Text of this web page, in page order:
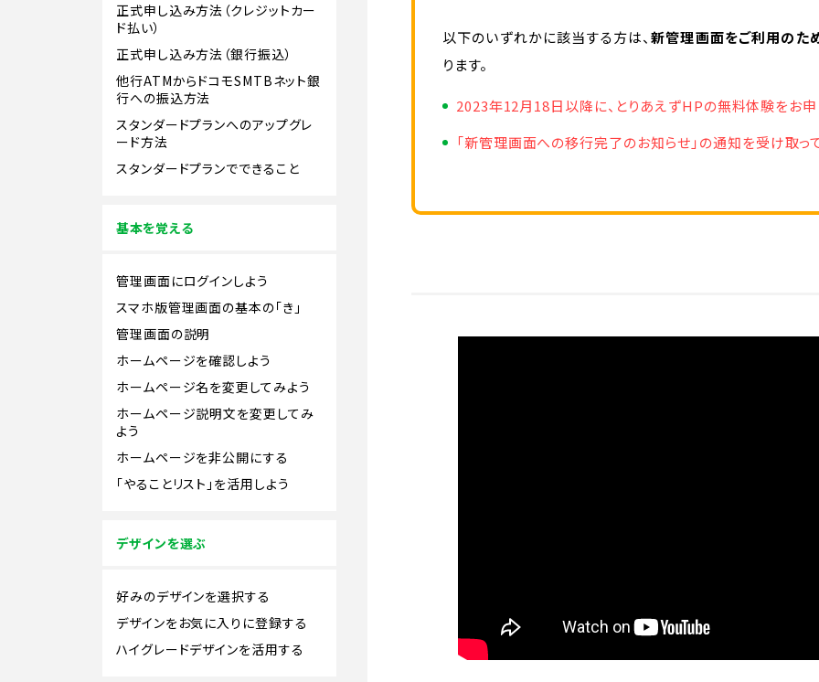
以下のいずれかに該当する方は、新管理画面をご利用のた
ります。
2023年12月18日以降に、とりあえずHPの無料体験をお
「新管理画面への移行完了のお知らせ」の通知を受け取っ
正式申し込み方法（クレジットカー
ド払い）
正式申し込み方法（銀行振込）
他行ATMからドコモSMTBネット銀
行への振込方法
スタンダードプランへのアップグレ
ード方法
スタンダードプランでできること
基本を覚える
管理画面にログインしよう
スマホ版管理画面の基本の「き」
管理画面の説明
ホームページを確認しよう
ホームページ名を変更してみよう
ホームページ説明文を変更してみ
よう
ホームページを非公開にする
「やることリスト」を活用しよう
デザインを選ぶ
好みのデザインを選択する
デザインをお気に入りに登録する
ハイグレードデザインを活用する